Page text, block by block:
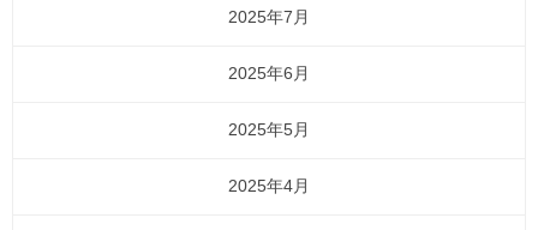
2025年7月
2025年6月
2025年5月
2025年4月